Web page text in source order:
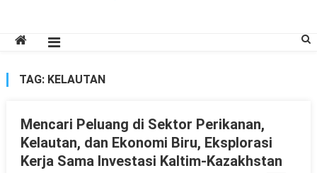
TAG: KELAUTAN
Mencari Peluang di Sektor Perikanan,
Kelautan, dan Ekonomi Biru, Eksplorasi
Kerja Sama Investasi Kaltim-Kazakhstan